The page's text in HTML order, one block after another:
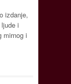
izdanje,
i
mirnog i